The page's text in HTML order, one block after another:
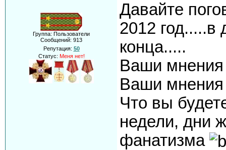
Группа: Пользователи
Сообщений: 913
Репутация: 50
Статус: Меня нет!
Давайте
2012 год.....в
конца.....
Ваши
Ваши
Что вы
недели, дни
фанатизма